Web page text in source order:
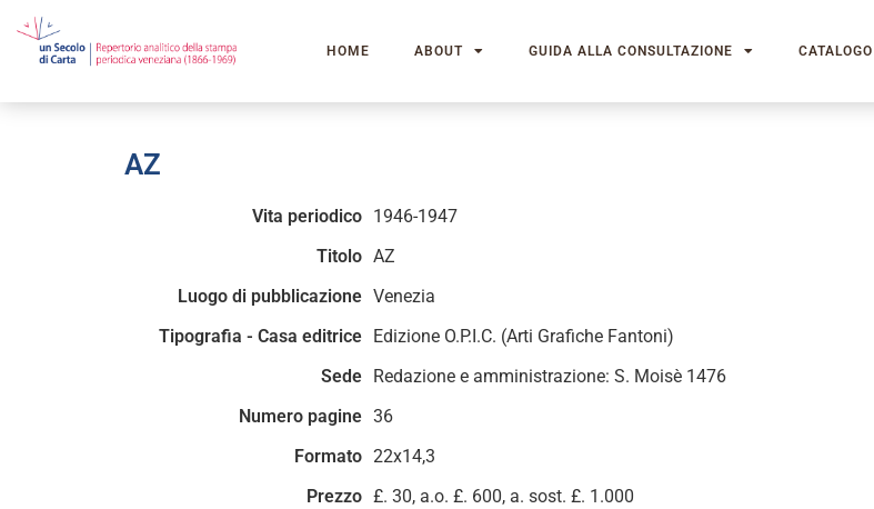
HOME ABOUT GUIDA ALLA CONSULTAZIONE
AZ
Vita periodico 1946-1947
Titolo AZ
Luogo di pubblicazione Venezia
Tipografia - Casa editrice Edizione O.P.I.C. (Arti Grafiche Fantoni)
Sede Redazione e amministrazione: S. Moisè 1476
Numero pagine 36
Formato 22x14,3
Prezzo £. 30, a.o. £. 600, a. sost. £. 1.000